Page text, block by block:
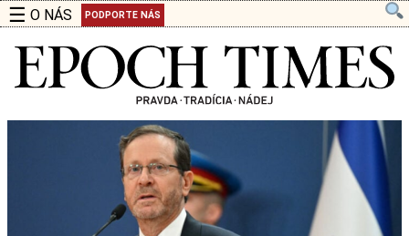
☰ O NÁS PODPORTE NÁS